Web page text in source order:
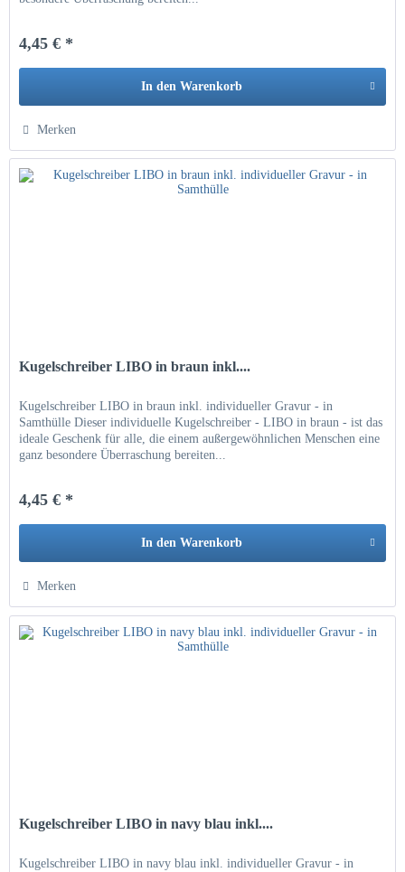
4,45 € *
In den Warenkorb
Merken
Kugelschreiber LIBO in braun inkl....
Kugelschreiber LIBO in braun inkl. individueller Gravur - in
Samthülle Dieser individuelle Kugelschreiber - LIBO in braun - ist das
ideale Geschenk für alle, die einem außergewöhnlichen Menschen eine
ganz besondere Überraschung bereiten...
4,45 € *
In den Warenkorb
Merken
Kugelschreiber LIBO in navy blau inkl....
Kugelschreiber LIBO in navy blau inkl. individueller Gravur - in